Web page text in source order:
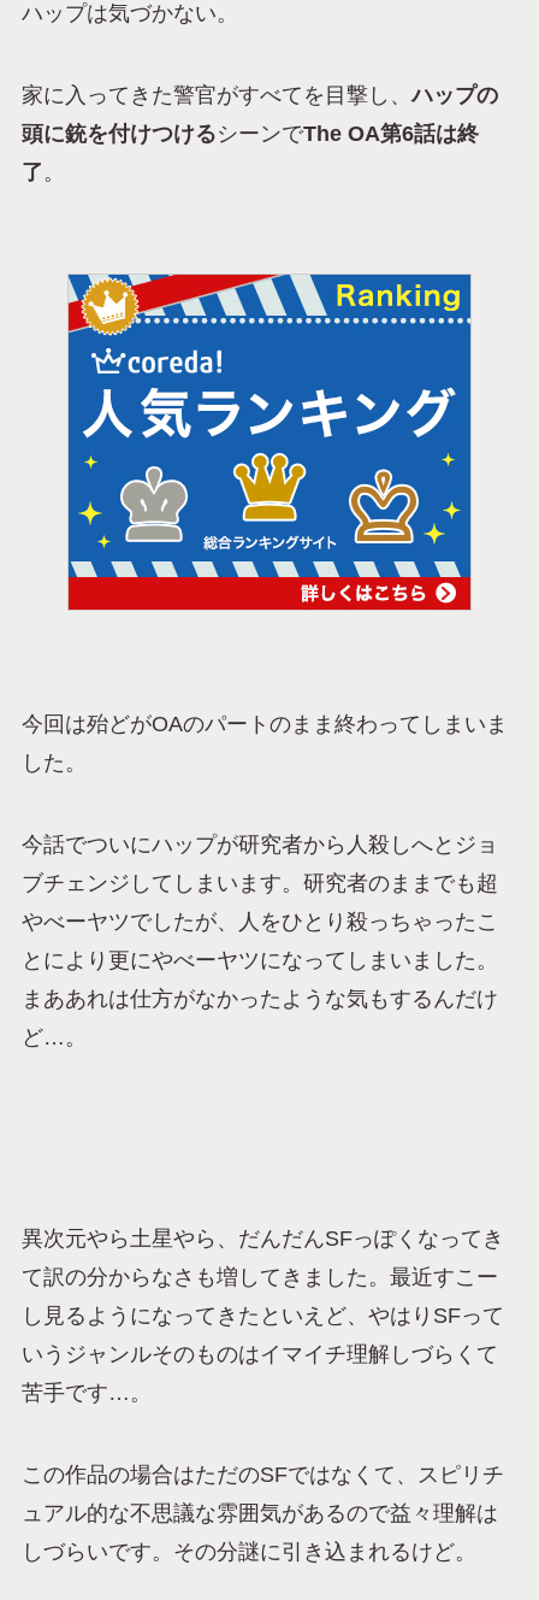
ハップは気づかない。
家に入ってきた警官がすべてを目撃し、ハップの
頭に銃を付けつけるシーンでThe OA第6話は終
了。
今回は殆どがOAのパートのまま終わってしまいま
した。
今話でついにハップが研究者から人殺しへとジョ
ブチェンジしてしまいます。研究者のままでも超
やべーヤツでしたが、人をひとり殺っちゃったこ
とにより更にやべーヤツになってしまいました。
まああれは仕方がなかったような気もするんだけ
ど…。
異次元やら土星やら、だんだんSFっぽくなってき
て訳の分からなさも増してきました。最近すこー
し見るようになってきたといえど、やはりSFって
いうジャンルそのものはイマイチ理解しづらくて
苦手です…。
この作品の場合はただのSFではなくて、スピリチ
ュアル的な不思議な雰囲気があるので益々理解は
しづらいです。その分謎に引き込まれるけど。